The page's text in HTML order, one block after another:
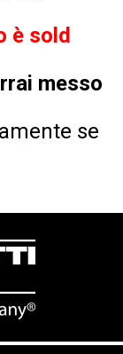
è sold
messo
se